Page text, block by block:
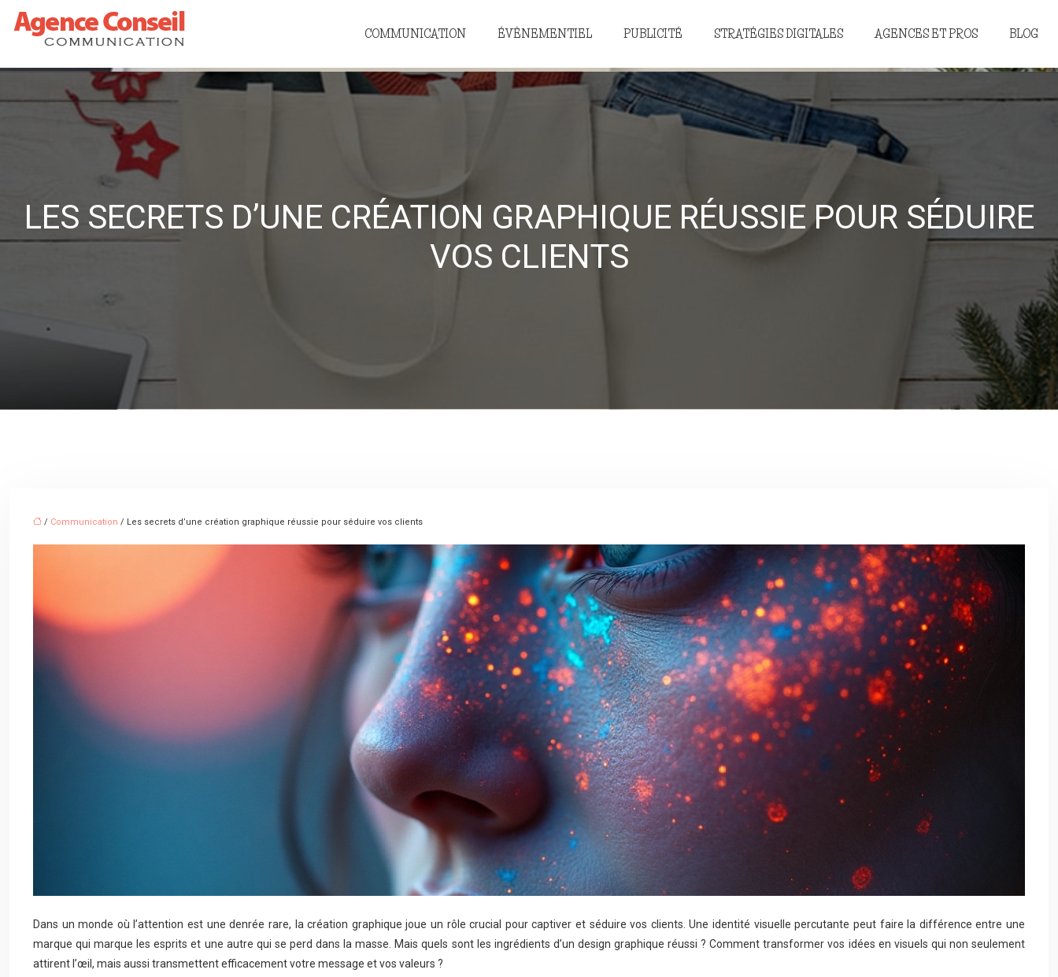
COMMUNICATION ÉVÈNEMENTIEL PUBLICITÉ STRATÉGIES DIGITALES AGENCES ET PROS BLOG
LES SECRETS D’UNE CRÉATION GRAPHIQUE RÉUSSIE POUR SÉDUIRE
VOS CLIENTS
/ Communication / Les secrets d’une création graphique réussie pour séduire vos clients
Dans un monde où l’attention est une denrée rare, la création graphique joue un rôle crucial pour captiver et séduire vos clients. Une identité visuelle percutante peut faire la différence entre une
marque qui marque les esprits et une autre qui se perd dans la masse. Mais quels sont les ingrédients d’un design graphique réussi ? Comment transformer vos idées en visuels qui non seulement
attirent l’œil, mais aussi transmettent efficacement votre message et vos valeurs ?